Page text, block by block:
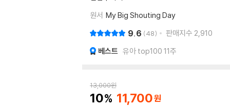
원서 My Big Shouting Day
9.6 48 판매지수 2,910
베스트 유아 top100 11주
13,000원
10 11,700